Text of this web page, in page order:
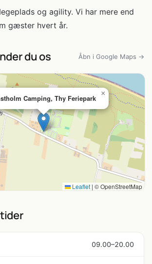
og agility. Vi har mere end
gæster hvert år.
du os Åbn i Google Maps →
Camping, Thy Feriepark
×
Leaflet | © OpenStreetMap
09.00–20.00